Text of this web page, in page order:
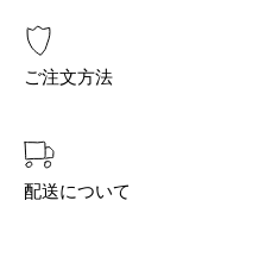
ご注文方法
配送について